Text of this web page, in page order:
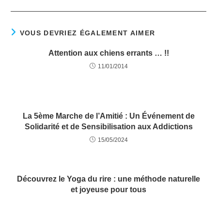
VOUS DEVRIEZ ÉGALEMENT AIMER
Attention aux chiens errants … !!
11/01/2014
La 5ème Marche de l’Amitié : Un Événement de
Solidarité et de Sensibilisation aux Addictions
15/05/2024
Découvrez le Yoga du rire : une méthode naturelle
et joyeuse pour tous